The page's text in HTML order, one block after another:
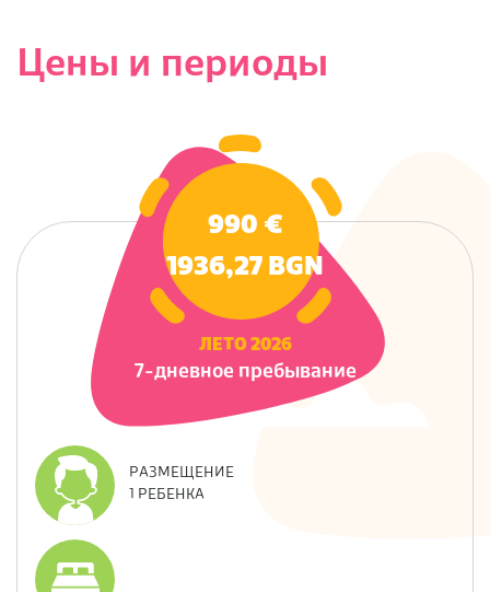
Y
K
S
Цены и периоды
990 €
1936,27 BGN
ЛЕТО 2026
7-дневное пребывание
РАЗМЕЩЕНИЕ
1 РЕБЕНКА